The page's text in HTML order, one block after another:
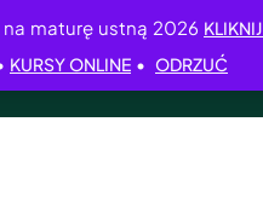
maturę ustną 2026
KURSY ONLINE • ODRZUĆ